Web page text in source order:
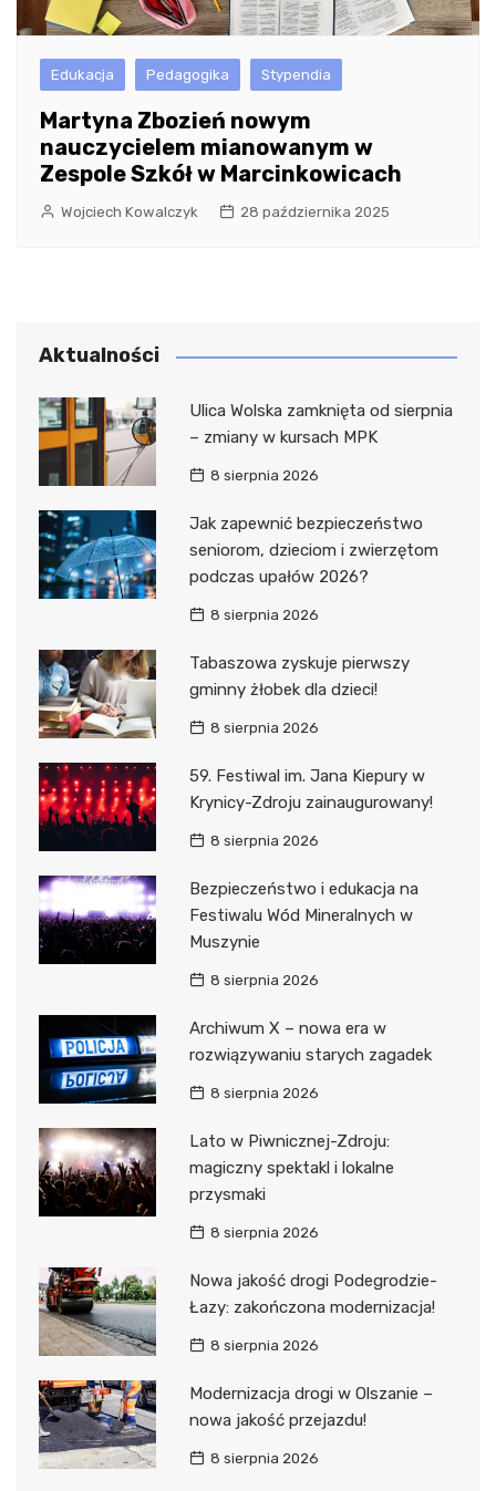
Edukacja Pedagogika Stypendia
Martyna Zbozień nowym
nauczycielem mianowanym w
Zespole Szkół w Marcinkowicach
Wojciech Kowalczyk 28 października 2025
Aktualności
Ulica Wolska zamknięta od sierpnia
– zmiany w kursach MPK
8 sierpnia 2026
Jak zapewnić bezpieczeństwo
seniorom, dzieciom i zwierzętom
podczas upałów 2026?
8 sierpnia 2026
Tabaszowa zyskuje pierwszy
gminny żłobek dla dzieci!
8 sierpnia 2026
59. Festiwal im. Jana Kiepury w
Krynicy-Zdroju zainaugurowany!
8 sierpnia 2026
Bezpieczeństwo i edukacja na
Festiwalu Wód Mineralnych w
Muszynie
8 sierpnia 2026
Archiwum X – nowa era w
rozwiązywaniu starych zagadek
8 sierpnia 2026
Lato w Piwnicznej-Zdroju:
magiczny spektakl i lokalne
przysmaki
8 sierpnia 2026
Nowa jakość drogi Podegrodzie-
Łazy: zakończona modernizacja!
8 sierpnia 2026
Modernizacja drogi w Olszanie –
nowa jakość przejazdu!
8 sierpnia 2026